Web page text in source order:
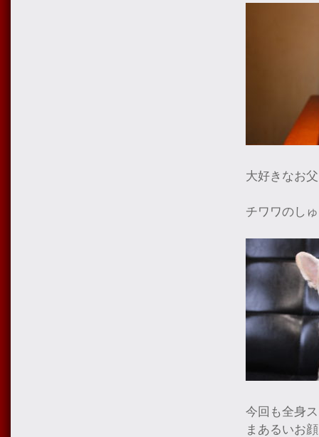
大好きなお
チワワのし
今回も全身
まあるいお